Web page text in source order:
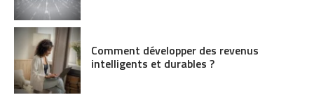
Comment développer des revenus
intelligents et durables ?